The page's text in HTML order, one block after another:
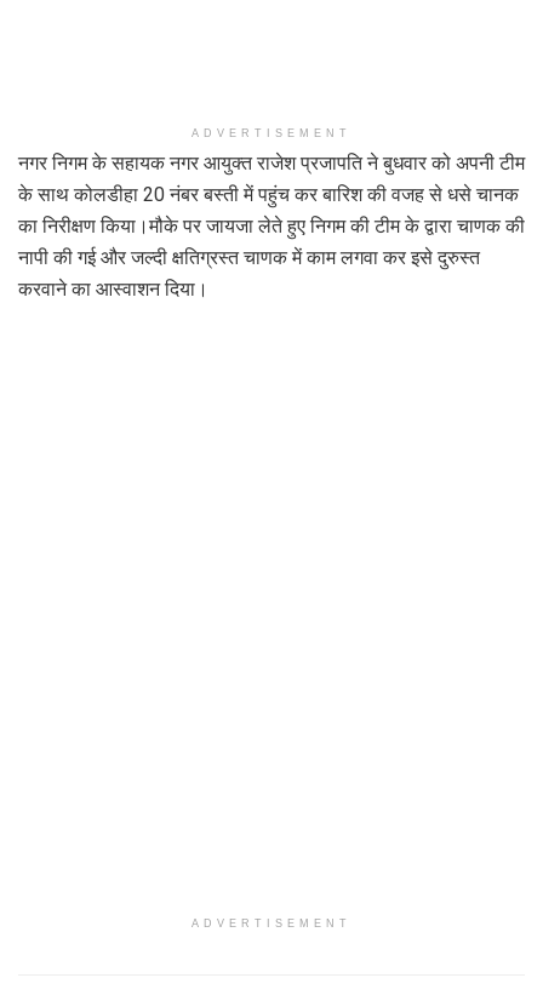
ADVERTISEMENT
नगर निगम के सहायक नगर आयुक्त राजेश प्रजापति ने बुधवार को अपनी टीम
के साथ कोलडीहा 20 नंबर बस्ती में पहुंच कर बारिश की वजह से धसे चानक
का निरीक्षण किया।मौके पर जायजा लेते हुए निगम की टीम के द्वारा चाणक की
नापी की गई और जल्दी क्षतिग्रस्त चाणक में काम लगवा कर इसे दुरुस्त
करवाने का आस्वाशन दिया।
ADVERTISEMENT